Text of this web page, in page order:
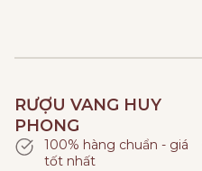
RƯỢU VANG HUY
PHONG
100% hàng chuẩn - giá
tốt nhất